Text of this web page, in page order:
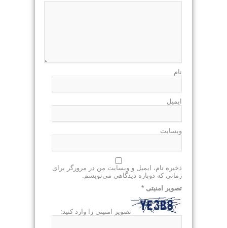
نام
ایمیل
وبسایت
ذخیره نام، ایمیل و وبسایت من در مرورگر برای
زمانی که دوباره دیدگاهی می‌نویسم.
تصویر امنیتی *
تصویر امنیتی را وارد کنید: